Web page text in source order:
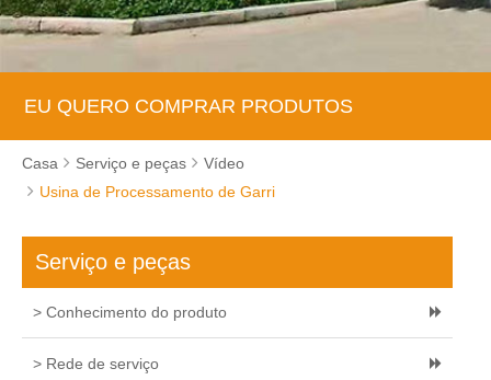
EU QUERO COMPRAR PRODUTOS
Casa Serviço e peças
Vídeo
Usina de Processamento de Garri
Serviço e peças
> Conhecimento do produto
> Rede de serviço